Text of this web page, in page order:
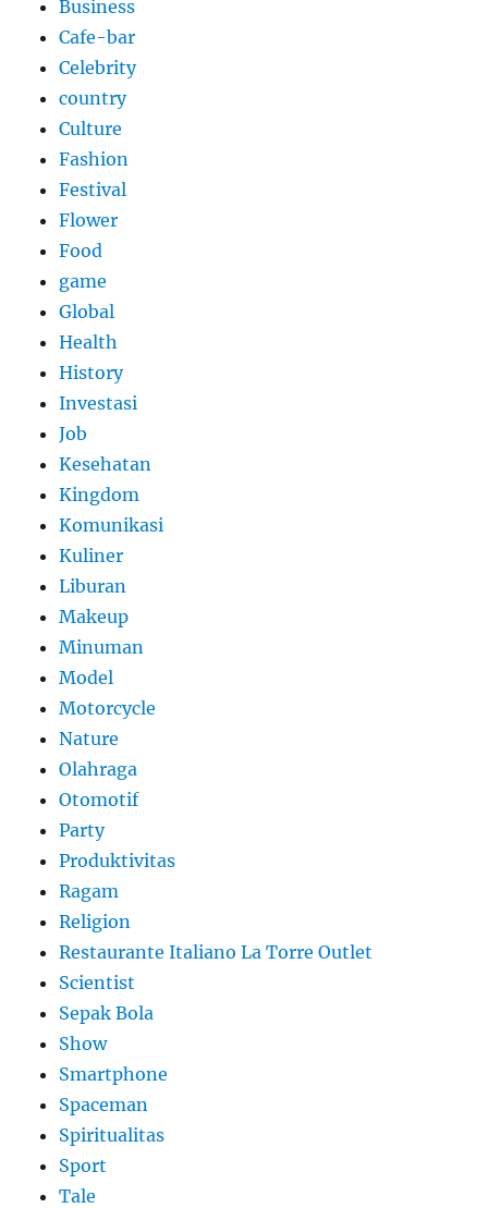
Business
Cafe-bar
Celebrity
country
Culture
Fashion
Festival
Flower
Food
game
Global
Health
History
Investasi
Job
Kesehatan
Kingdom
Komunikasi
Kuliner
Liburan
Makeup
Minuman
Model
Motorcycle
Nature
Olahraga
Otomotif
Party
Produktivitas
Ragam
Religion
Restaurante Italiano La Torre Outlet
Scientist
Sepak Bola
Show
Smartphone
Spaceman
Spiritualitas
Sport
Tale